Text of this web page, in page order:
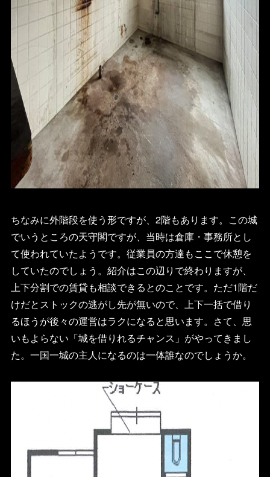
ちなみに外階段を使う形ですが、2階もあります。この城
でいうところの天守閣ですが、当時は倉庫・事務所とし
て使われていたようです。従業員の方達もここで休憩を
していたのでしょう。紹介はこの辺りで終わりますが、
上下分割での賃貸も相談できるとのことです。ただ1階だ
けだとストックの逃がし先が無いので、上下一括で借り
るほうが後々の運営はラクになると思います。さて、思
いもよらない「城を借りれるチャンス」がやってきまし
た。一国一城の主人になるのは一体誰なのでしょうか。